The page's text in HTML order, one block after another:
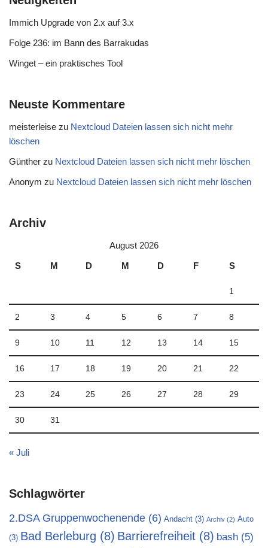
Immich Upgrade von 2.x auf 3.x
Folge 236: im Bann des Barrakudas
Winget – ein praktisches Tool
Neuste Kommentare
meisterleise zu Nextcloud Dateien lassen sich nicht mehr
löschen
Günther zu Nextcloud Dateien lassen sich nicht mehr löschen
Anonym zu Nextcloud Dateien lassen sich nicht mehr löschen
Archiv
August 2026
S
M D M D F S
1
2 3 4 5 6 7 8
9 10 11 12 13 14 15
16 17 18 19 20 21 22
23 24 25 26 27 28 29
30 31
« Juli
Schlagwörter
2.DSA Gruppenwochenende (6) Andacht (3) Archiv (2) Auto
(3) Bad Berleburg (8) Barrierefreiheit (8) bash (5)